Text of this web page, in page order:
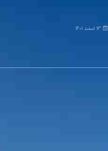
13 اسفند 1401